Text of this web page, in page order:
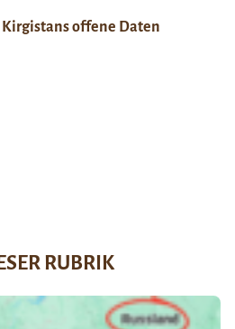
Kirgistans offene Daten
RUBRIK